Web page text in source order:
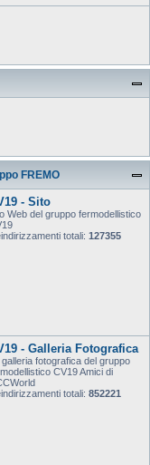
FREMO
- Sito
Web del gruppo fermodellistico
totali: 127355
- Galleria Fotografica
galleria fotografica del gruppo
CV19 Amici di
totali: 852221